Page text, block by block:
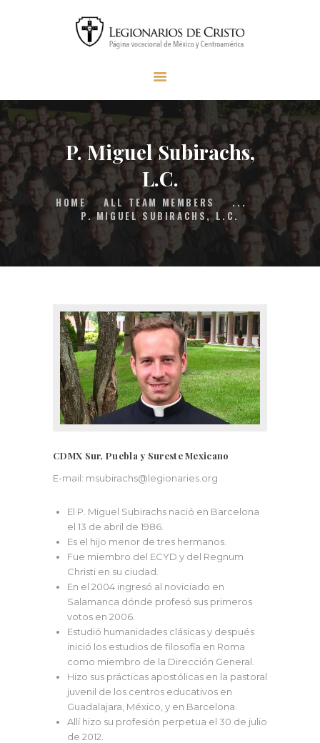
P. Miguel Subirachs,
L.C.
HOME ALL TEAM MEMBERS
...
P. MIGUEL SUBIRACHS, L.C.
MISIÓN LC
MATERIAL
FAQS
CONTACTO
DONAR
CDMX Sur, Puebla y Sureste Mexicano
E-mail: msubirachs@legionaries.org
El P. Miguel Subirachs nació en Barcelona
el 13 de abril de 1986.
Es el hijo menor de tres hermanos.
Fue miembro del ECYD y del Regnum
Christi en su ciudad.
En el 2004 ingresó al noviciado en
Salamanca dónde profesó sus primeros
votos en 2006.
Estudió humanidades clásicas y después
inició los estudios de filosofía en Roma
como miembro de la Dirección General.
Hizo sus prácticas apostólicas en la pastoral
juvenil de los centros educativos en
Guadalajara, México, y en Barcelona.
Allí hizo su profesión perpetua el 30 de julio
de 2012.